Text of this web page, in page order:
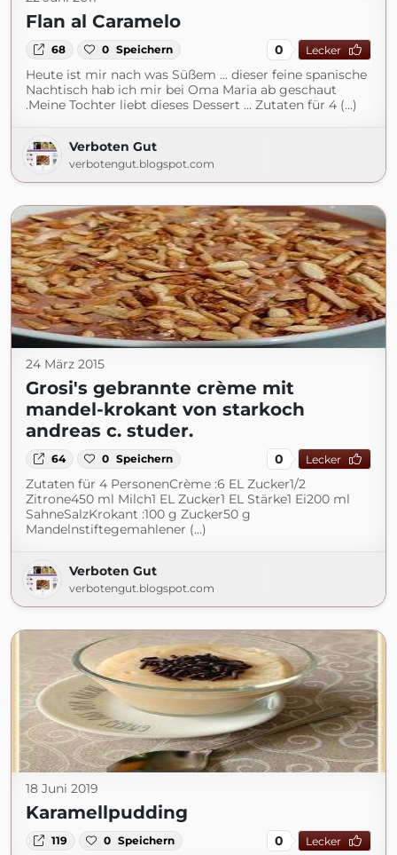
Flan al Caramelo
68 0 Speichern 0 Lecker
Heute ist mir nach was Süßem ... dieser feine spanische
Nachtisch hab ich mir bei Oma Maria ab geschaut
.Meine Tochter liebt dieses Dessert ... Zutaten für 4 (...)
Verboten Gut
verbotengut.blogspot.com
24 März 2015
Grosi's gebrannte crème mit
mandel-krokant von starkoch
andreas c. studer.
64 0 Speichern 0 Lecker
Zutaten für 4 PersonenCrème :6 EL Zucker1/2
Zitrone450 ml Milch1 EL Zucker1 EL Stärke1 Ei200 ml
SahneSalzKrokant :100 g Zucker50 g
Mandelnstiftegemahlener (...)
Verboten Gut
verbotengut.blogspot.com
18 Juni 2019
Karamellpudding
119 0 Speichern 0 Lecker